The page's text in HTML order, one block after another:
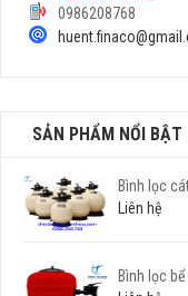
0986208768
SẢN PHẨM NỔI BẬT
Bình lọc
Liên hệ
Bình lọc